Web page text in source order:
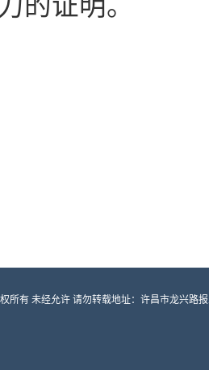
的证明。
所有 未经允许 请勿转载地址：许昌市龙兴路